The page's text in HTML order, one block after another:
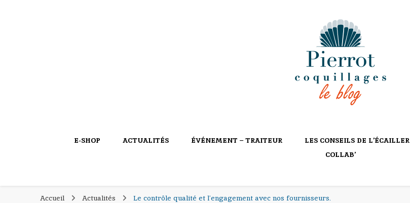
PIERROT COQUILLAGES
E-SHOP ACTUALITÉS ÉVÉNEMENT – TRAITEUR LES CONSEILS DE L’ÉCAILLER
COLLAB’
Accueil Actualités Le contrôle qualité et l’engagement avec nos fournisseurs.